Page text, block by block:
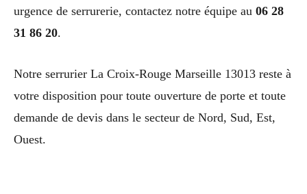
urgence de serrurerie, contactez notre équipe au 06 28
31 86 20.
Notre serrurier La Croix-Rouge Marseille 13013 reste à
votre disposition pour toute ouverture de porte et toute
demande de devis dans le secteur de Nord, Sud, Est,
Ouest.